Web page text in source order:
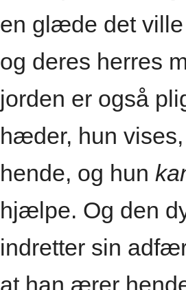
en glæde det
og deres herres
jorden er også
hæder, hun
hende, og hun
hjælpe. Og den
indretter sin
at han ærer